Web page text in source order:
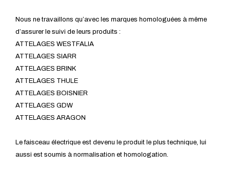
Nous ne travaillons qu’avec les marques homologuées à même
d’assurer le suivi de leurs produits :
ATTELAGES WESTFALIA
ATTELAGES SIARR
ATTELAGES BRINK
ATTELAGES THULE
ATTELAGES BOISNIER
ATTELAGES GDW
ATTELAGES ARAGON
Le faisceau électrique est devenu le produit le plus technique, lui
aussi est soumis à normalisation et homologation.